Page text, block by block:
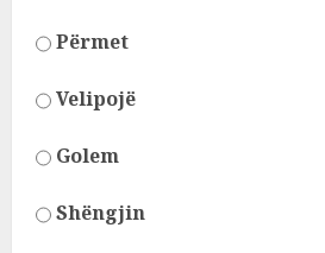
Përmet
Velipojë
Golem
Shëngjin